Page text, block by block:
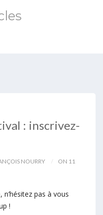
: inscrivez-
NOURRY
ON 11
pas à vous
!